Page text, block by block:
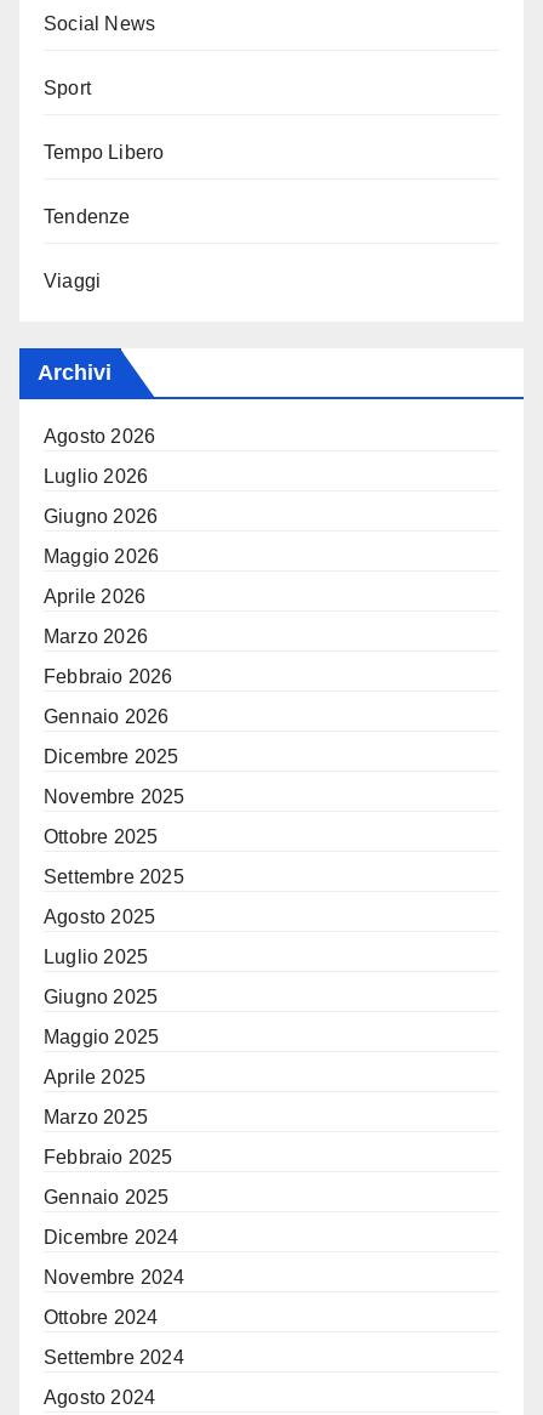
Social News
Sport
Tempo Libero
Tendenze
Viaggi
Archivi
Agosto 2026
Luglio 2026
Giugno 2026
Maggio 2026
Aprile 2026
Marzo 2026
Febbraio 2026
Gennaio 2026
Dicembre 2025
Novembre 2025
Ottobre 2025
Settembre 2025
Agosto 2025
Luglio 2025
Giugno 2025
Maggio 2025
Aprile 2025
Marzo 2025
Febbraio 2025
Gennaio 2025
Dicembre 2024
Novembre 2024
Ottobre 2024
Settembre 2024
Agosto 2024